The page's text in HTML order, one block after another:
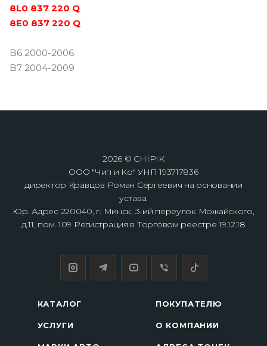
8L0 837 220 Q
8E0 837 220 Q
B6 2000-2006
B7 2004-2009
2026 © CHIPIK
ООО "Чип и Ко" УНП 193717836
директор Кравцов Роман Сергеевич на основании
устава.
Юр. Адрес 220040, г. Минск, 3-ий переулок Можайского,
д.11, пом. 109 Регистрация в Торговом реестре 19.12.18
КАТАЛОГ
УСЛУГИ
ПОКУПАТЕЛЮ
О КОМПАНИИ